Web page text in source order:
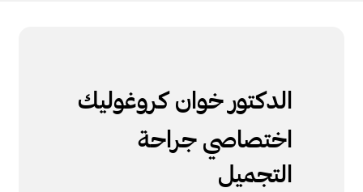
الدكتور خوان كروغوليك
اختصاصي جراحة
التجميل